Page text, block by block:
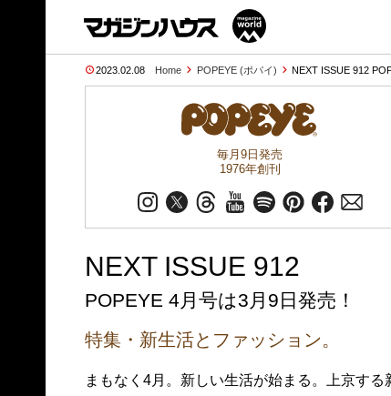
2023.02.08 Home POPEYE (ポパイ) NEXT ISSUE 912
毎月9日発売
1976年創刊
NEXT ISSUE 912
POPEYE 4月号は3月9日発売！
特集・新生活とファッション。
まもなく4月。新しい生活が始まる。上京する